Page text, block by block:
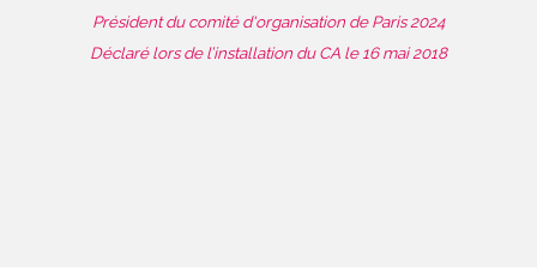
Président du comité d'organisation de Paris 2024
Déclaré lors de l’installation du CA le 16 mai 2018